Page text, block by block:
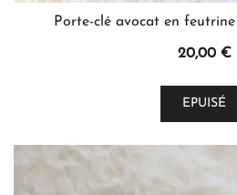
Porte-clé avocat en
20,00 €
EPUISÉ